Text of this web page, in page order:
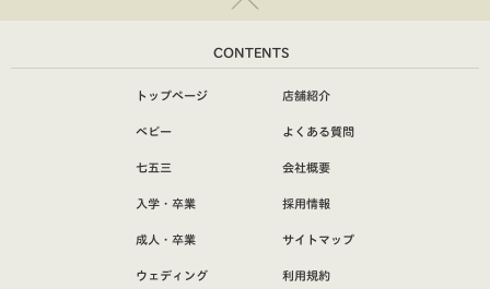
CONTENTS
トップページ
ベビー
七五三
入学・卒業
成人・卒業
ウェディング
店舗紹介
よくある質問
会社概要
採用情報
サイトマップ
利用規約